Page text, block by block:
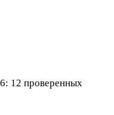
12 проверенных